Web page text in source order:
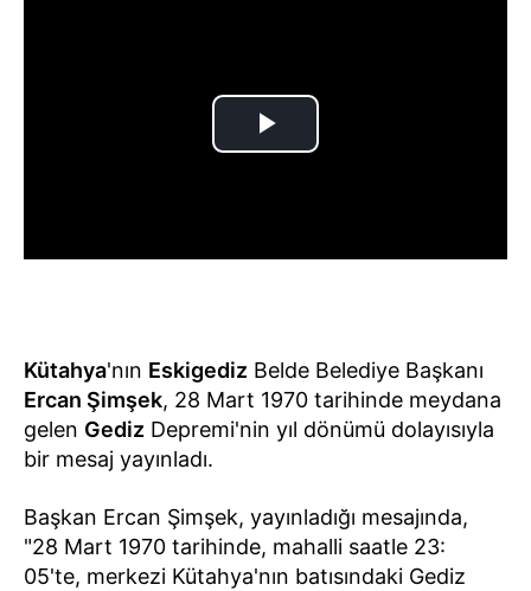
Kütahya'nın Eskigediz Belde Belediye Başkanı
Ercan Şimşek, 28 Mart 1970 tarihinde meydana
gelen Gediz Depremi'nin yıl dönümü dolayısıyla
bir mesaj yayınladı.
Başkan Ercan Şimşek, yayınladığı mesajında,
"28 Mart 1970 tarihinde, mahalli saatle 23:
05'te, merkezi Kütahya'nın batısındaki Gediz